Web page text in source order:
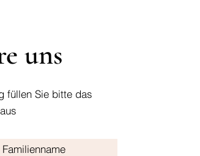
uns
füllen Sie bitte das
Familienname